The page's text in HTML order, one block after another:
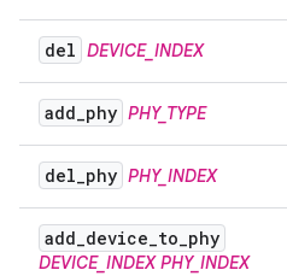
del DEVICE_INDEX
add_phy PHY_TYPE
del_phy PHY_INDEX
add_device_to_phy
DEVICE_INDEX PHY_INDEX